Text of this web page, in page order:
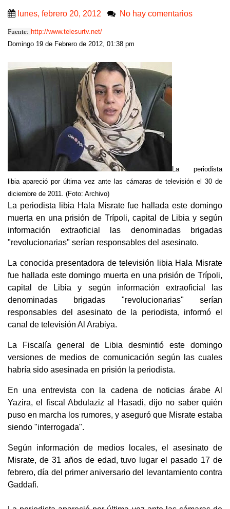
lunes, febrero 20, 2012 No hay comentarios
Fuente: http://www.telesurtv.net/
Domingo 19 de Febrero de 2012, 01:38 pm
La periodista
libia apareció por última vez ante las cámaras de televisión el 30 de
diciembre de 2011. (Foto: Archivo)
La periodista libia Hala Misrate fue hallada este domingo
muerta en una prisión de Trípoli, capital de Libia y según
información extraoficial las denominadas brigadas
"revolucionarias" serían responsables del asesinato.
La conocida presentadora de televisión libia Hala Misrate
fue hallada este domingo muerta en una prisión de Trípoli,
capital de Libia y según información extraoficial las
denominadas brigadas "revolucionarias" serían
responsables del asesinato de la periodista, informó el
canal de televisión Al Arabiya.
La Fiscalía general de Libia desmintió este domingo
versiones de medios de comunicación según las cuales
habría sido asesinada en prisión la periodista.
En una entrevista con la cadena de noticias árabe Al
Yazira, el fiscal Abdulaziz al Hasadi, dijo no saber quién
puso en marcha los rumores, y aseguró que Misrate estaba
siendo "interrogada".
Según información de medios locales, el asesinato de
Misrate, de 31 años de edad, tuvo lugar el pasado 17 de
febrero, día del primer aniversario del levantamiento contra
Gaddafi.